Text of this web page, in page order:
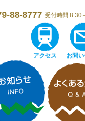
88-8777 受付時間 8:30
アクセス お問